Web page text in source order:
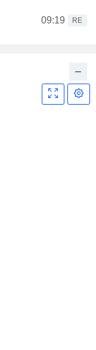
09:19
RE